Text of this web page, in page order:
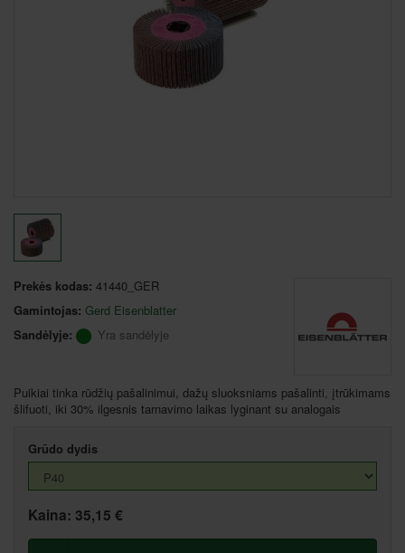
Prekės kodas: 41440_GER
Gamintojas: Gerd Eisenblatter
Sandėlyje:
Yra sandėlyje
Puikiai tinka rūdžių pašalinimui, dažų sluoksniams pašalinti, įtrūkimams
šlifuoti, iki 30% ilgesnis tarnavimo laikas lyginant su analogais
Grūdo dydis
Kaina: 35,15 €